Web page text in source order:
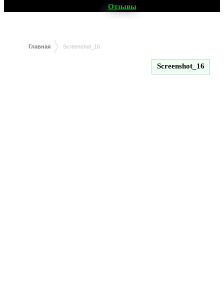
Отзывы
Главная Screenshot_16
Screenshot_16